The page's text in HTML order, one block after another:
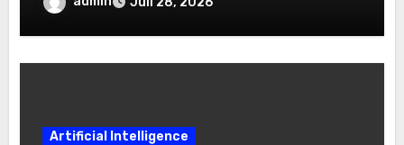
Artificial Intelligence